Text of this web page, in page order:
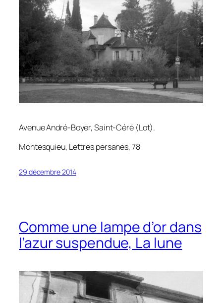
Avenue André-Boyer, Saint-Céré (Lot).
Montesquieu, Lettres persanes, 78
29 décembre 2014
Comme une lampe d’or dans
l’azur suspendue, La lune